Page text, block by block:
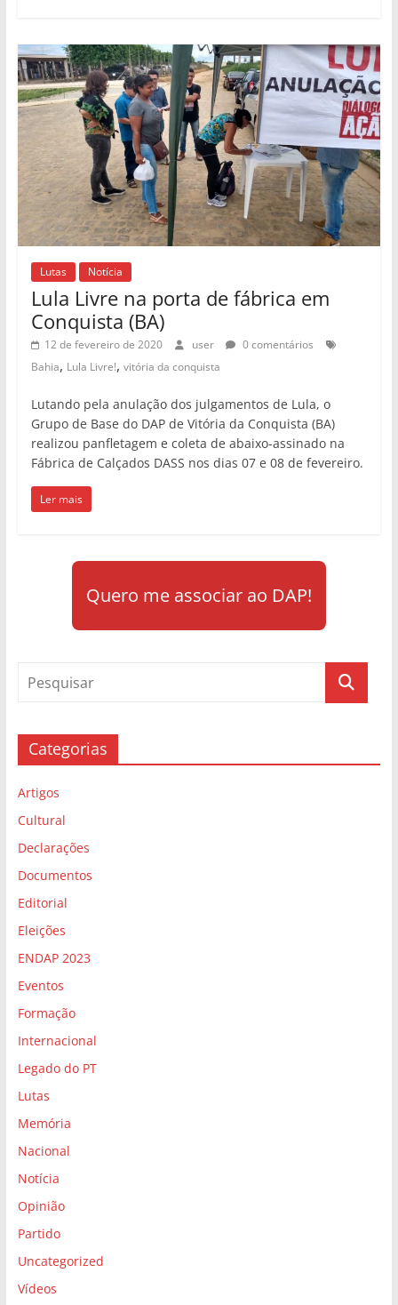
Lutas Notícia
Lula Livre na porta de fábrica em
Conquista (BA)
12 de fevereiro de 2020 user
0 comentários
Bahia, Lula Livre!, vitória da conquista
Lutando pela anulação dos julgamentos de Lula, o
Grupo de Base do DAP de Vitória da Conquista (BA)
realizou panfletagem e coleta de abaixo-assinado na
Fábrica de Calçados DASS nos dias 07 e 08 de fevereiro.
Ler mais
Quero me associar ao DAP!
Categorias
Artigos
Cultural
Declarações
Documentos
Editorial
Eleições
ENDAP 2023
Eventos
Formação
Internacional
Legado do PT
Lutas
Memória
Nacional
Notícia
Opinião
Partido
Uncategorized
Vídeos